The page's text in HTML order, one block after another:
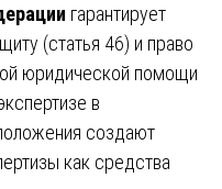
гарантирует
(статья 46) и право
юридической помощи
в
создают
как средства